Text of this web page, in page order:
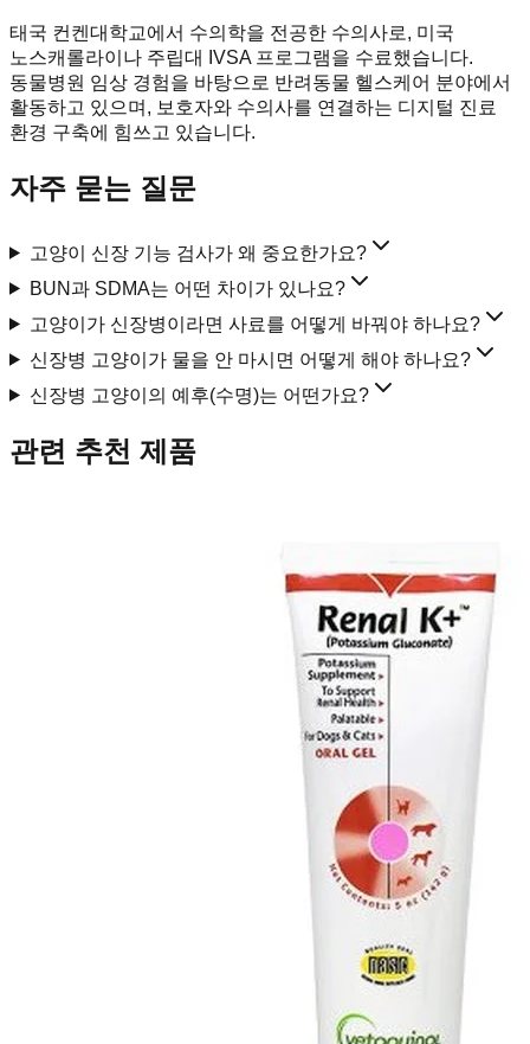
태국 컨켄대학교에서 수의학을 전공한 수의사로, 미국
노스캐롤라이나 주립대 IVSA 프로그램을 수료했습니다.
동물병원 임상 경험을 바탕으로 반려동물 헬스케어 분야에서
활동하고 있으며, 보호자와 수의사를 연결하는 디지털 진료
환경 구축에 힘쓰고 있습니다.
자주 묻는 질문
고양이 신장 기능 검사가 왜 중요한가요?
BUN과 SDMA는 어떤 차이가 있나요?
고양이가 신장병이라면 사료를 어떻게 바꿔야 하나요?
신장병 고양이가 물을 안 마시면 어떻게 해야 하나요?
신장병 고양이의 예후(수명)는 어떤가요?
관련 추천 제품